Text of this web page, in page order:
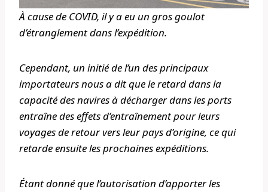
À cause de COVID, il y a eu un gros goulot
d’étranglement dans l’expédition.
Cependant, un initié de l’un des principaux
importateurs nous a dit que le retard dans la
capacité des navires à décharger dans les ports
entraîne des effets d’entraînement pour leurs
voyages de retour vers leur pays d’origine, ce qui
retarde ensuite les prochaines expéditions.
Étant donné que l’autorisation d’apporter les